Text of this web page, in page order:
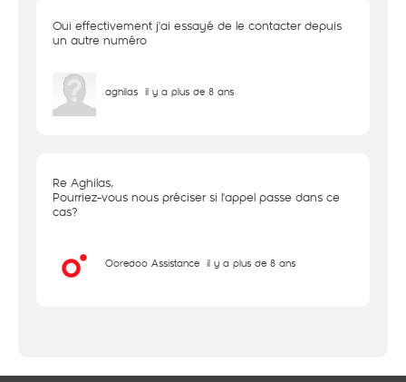
Oui effectivement j'ai essayé de le contacter depuis
un autre numéro
aghilas il y a plus de 8 ans
Re Aghilas,
Pourriez-vous nous préciser si l'appel passe dans ce
cas?
Ooredoo Assistance il y a plus de 8 ans